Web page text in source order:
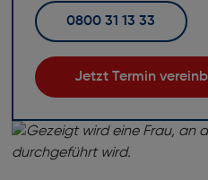
0800 31 13 33
Jetzt Termin